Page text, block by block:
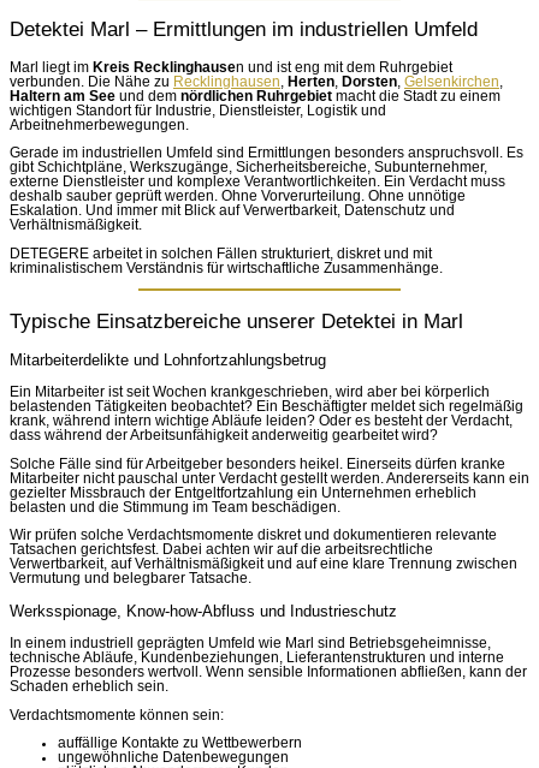
Detektei Marl – Ermittlungen im industriellen Umfeld
Marl liegt im Kreis Recklinghausen und ist eng mit dem Ruhrgebiet
verbunden. Die Nähe zu Recklinghausen Herten Dorsten Gelsenkirchen
Haltern am See und dem nördlichen Ruhrgebiet macht die Stadt zu einem
wichtigen Standort für Industrie, Dienstleister, Logistik und
Arbeitnehmerbewegungen.
Gerade im industriellen Umfeld sind Ermittlungen besonders anspruchsvoll. Es
gibt Schichtpläne, Werkszugänge, Sicherheitsbereiche, Subunternehmer,
externe Dienstleister und komplexe Verantwortlichkeiten. Ein Verdacht muss
deshalb sauber geprüft werden. Ohne Vorverurteilung. Ohne unnötige
Eskalation. Und immer mit Blick auf Verwertbarkeit, Datenschutz und
Verhältnismäßigkeit.
DETEGERE arbeitet in solchen Fällen strukturiert, diskret und mit
kriminalistischem Verständnis für wirtschaftliche Zusammenhänge.
Typische Einsatzbereiche unserer Detektei in Marl
Mitarbeiterdelikte und Lohnfortzahlungsbetrug
Ein Mitarbeiter ist seit Wochen krankgeschrieben, wird aber bei körperlich
belastenden Tätigkeiten beobachtet? Ein Beschäftigter meldet sich regelmäßig
krank, während intern wichtige Abläufe leiden? Oder es besteht der Verdacht,
dass während der Arbeitsunfähigkeit anderweitig gearbeitet wird?
Solche Fälle sind für Arbeitgeber besonders heikel. Einerseits dürfen kranke
Mitarbeiter nicht pauschal unter Verdacht gestellt werden. Andererseits kann ein
gezielter Missbrauch der Entgeltfortzahlung ein Unternehmen erheblich
belasten und die Stimmung im Team beschädigen.
Wir prüfen solche Verdachtsmomente diskret und dokumentieren relevante
Tatsachen gerichtsfest. Dabei achten wir auf die arbeitsrechtliche
Verwertbarkeit, auf Verhältnismäßigkeit und auf eine klare Trennung zwischen
Vermutung und belegbarer Tatsache.
Werksspionage, Know-how-Abfluss und Industrieschutz
In einem industriell geprägten Umfeld wie Marl sind Betriebsgeheimnisse,
technische Abläufe, Kundenbeziehungen, Lieferantenstrukturen und interne
Prozesse besonders wertvoll. Wenn sensible Informationen abfließen, kann der
Schaden erheblich sein.
Verdachtsmomente können sein:
auffällige Kontakte zu Wettbewerbern
ungewöhnliche Datenbewegungen